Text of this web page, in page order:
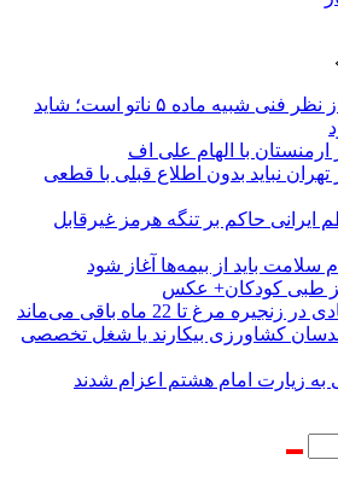
فیدان: توافق مکه از نظر فنی شبیه ماده ۵ ناتو است؛ شاید
با الهام علی اف
تهران نباید بدون اطلاع قبلی با قطعی
حاکم بر تنگه هرمز غیرقابل
سلامت باید از بیمه‌ها آغاز شود
طبی کودکان+ عکس
مرغ تا 22 ماه باقی می‌ماند
مهندسان کشاورزی بیکارند یا شغل تخصصی